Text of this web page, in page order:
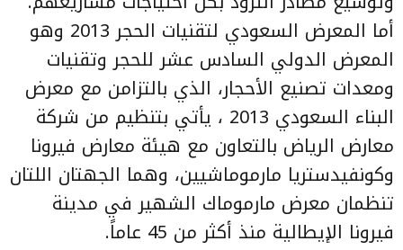
أما المعرض السعودي لتقنيات الحجر 2013 وهو
المعرض الدولي السادس عشر للحجر وتقنيات
ومعدات تصنيع الأحجار، الذي بالتزامن مع معرض
البناء السعودي 2013 ، يأتي بتنظيم من شركة
معارض الرياض بالتعاون مع هيئة معارض فيرونا
وكونفيدستريا مارموماشيين، وهما الجهتان اللتان
تنظمان معرض مارموماك الشهير في مدينة
فيرونا الإيطالية منذ أكثر من 45 عاماً.